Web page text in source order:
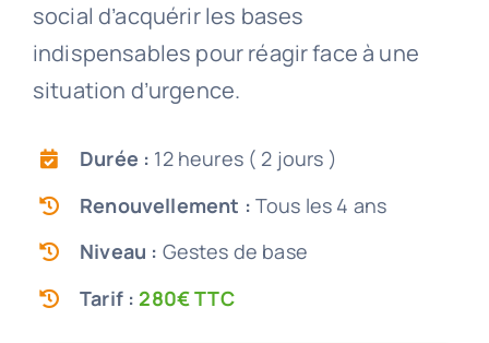
social d’acquérir les bases
indispensables pour réagir face à une
situation d’urgence.
Durée : 12 heures ( 2 jours )
Renouvellement : Tous les 4 ans
Niveau : Gestes de base
Tarif : 280€ TTC